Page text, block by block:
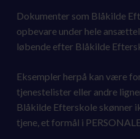
Dokumenter som Blåkilde
opbevare under hele
løbende efter Blåkilde
Eksempler herpå kan være
tjenestelister eller andre
Blåkilde Efterskole skønner
tjene, et formål i